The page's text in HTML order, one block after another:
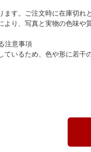
ます。ご注文時に在庫切れ
より、写真と実物の色味や
注意事項
ているため、色や形に若干